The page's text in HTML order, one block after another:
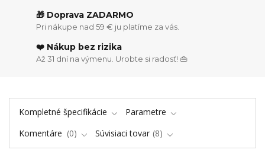
🎁 Doprava ZADARMO
Pri nákupe nad 59 € ju platíme za vás.
❤️ Nákup bez rizika
Až 31 dní na výmenu. Urobte si radosť! 👜
Kompletné špecifikácie
Parametre
Komentáre
0 Súvisiaci tovar 8